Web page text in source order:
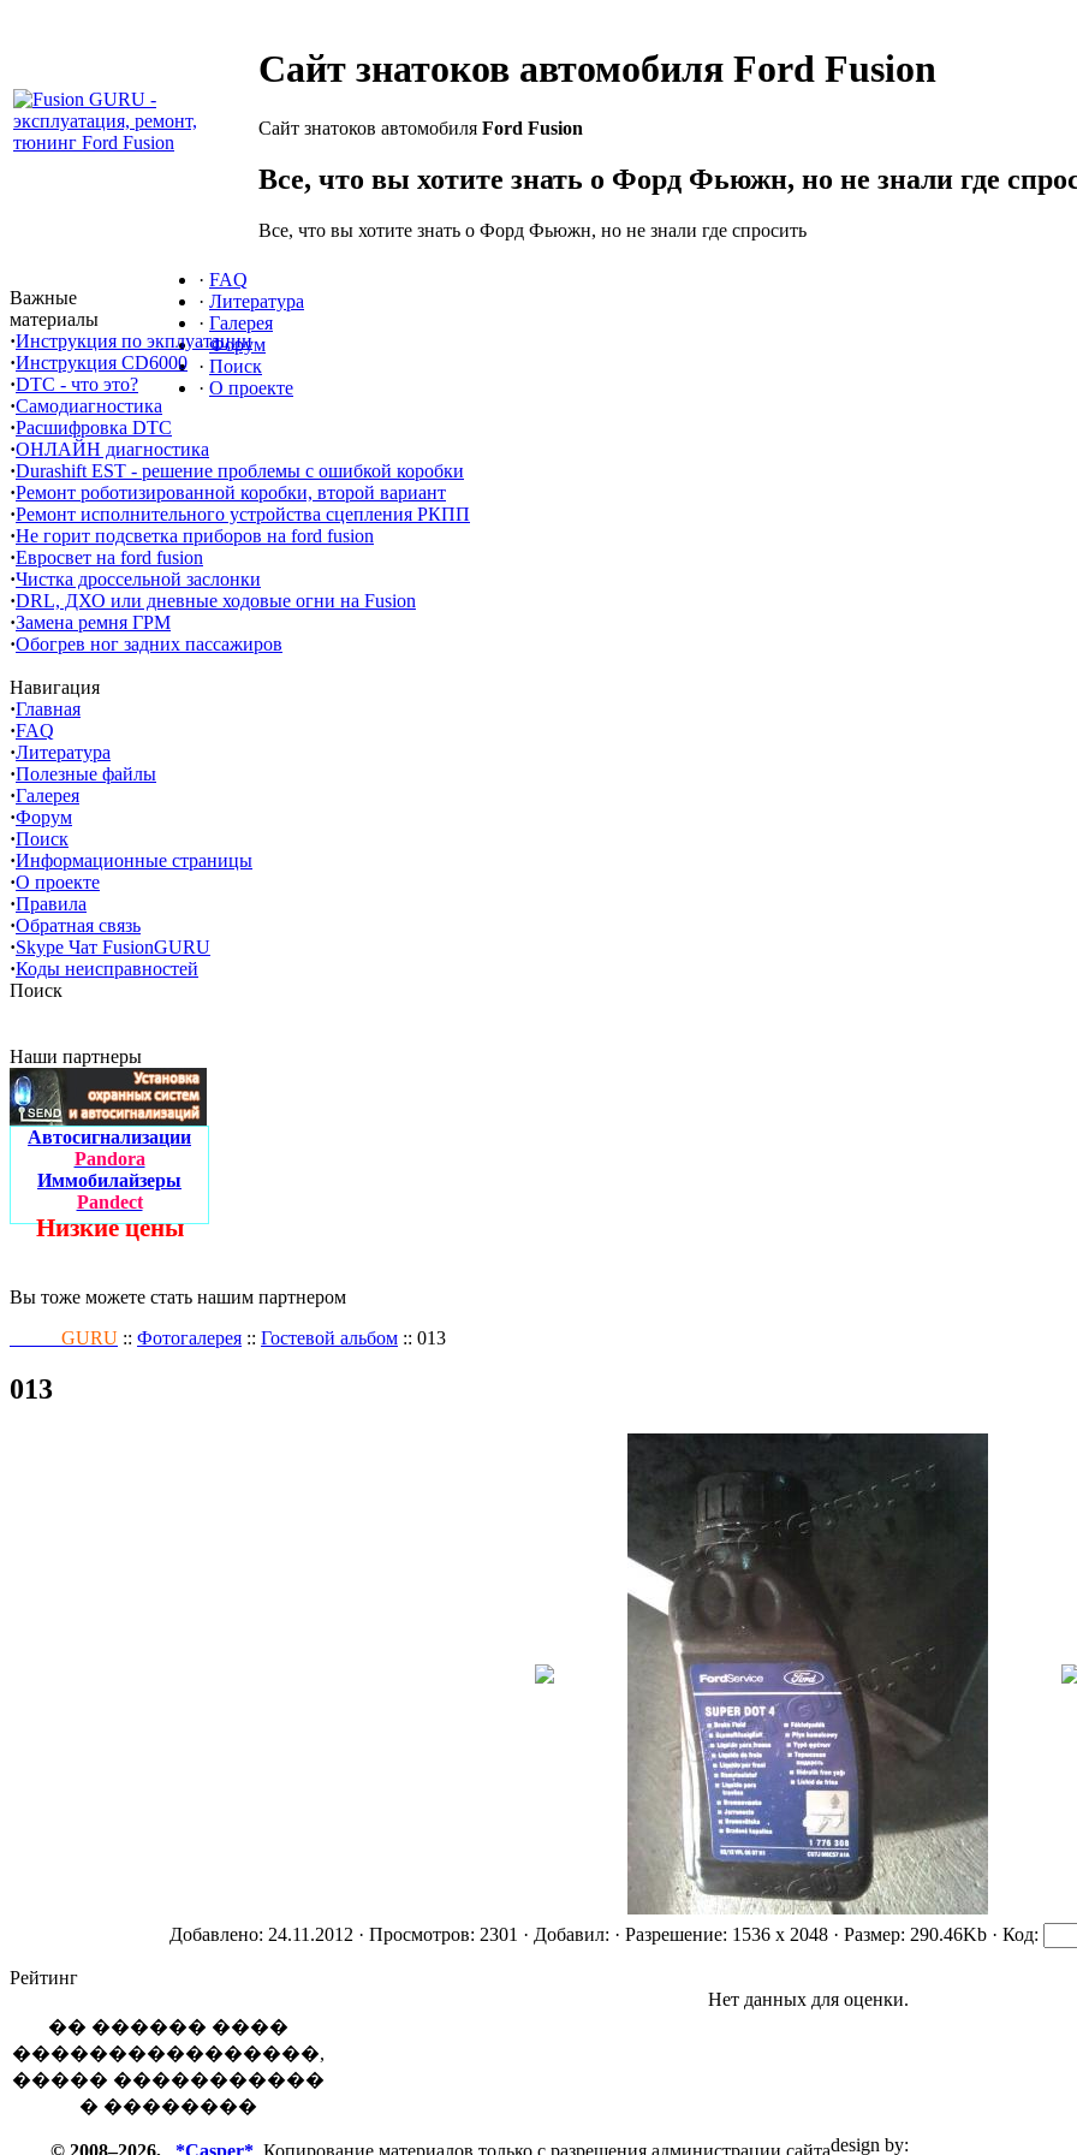
Сайт знатоков автомобиля Ford Fusion
Сайт знатоков автомобиля Ford Fusion
Все, что вы хотите знать о Форд Фьюжн, но не знали где
Все, что вы хотите знать о Форд Фьюжн, но не знали где спросить
· FAQ
· Литература
· Галерея
· Форум
· Поиск
· О проекте
Важные
материалы
·Инструкция по экплуатации
·Инструкция CD6000
·DTC - что это?
·Самодиагностика
·Расшифровка DTC
·ОНЛАЙН диагностика
·Durashift EST - решение проблемы с ошибкой коробки
·Ремонт роботизированной коробки, второй вариант
·Ремонт исполнительного устройства сцепления РКПП
·Не горит подсветка приборов на ford fusion
·Евросвет на ford fusion
·Чистка дроссельной заслонки
·DRL, ДХО или дневные ходовые огни на Fusion
·Замена ремня ГРМ
·Обогрев ног задних пассажиров
Навигация
·Главная
·FAQ
·Литература
·Полезные файлы
·Галерея
·Форум
·Поиск
·Информационные страницы
·О проекте
·Правила
·Обратная связь
·Skype Чат FusionGURU
·Коды неисправностей
Поиск
Наши партнеры
Автосигнализации
Pandora
Иммобилайзеры
Pandect
Низкие цены
Вы тоже можете стать нашим партнером
GURU :: Фотогалерея :: Гостевой альбом :: 013
013
Добавлено: 24.11.2012 · Просмотров: 2301 · Добавил: · Разрешение: 1536 x 2048 · Размер: 290.46Kb · Код:
Рейтинг
Нет данных для оценки.
�� ������ ����
����������������,
����� �����������
� ��������
© 2008–2026, *Casper* Копирование материалов только с разрешения администрации сайтаdesign by: